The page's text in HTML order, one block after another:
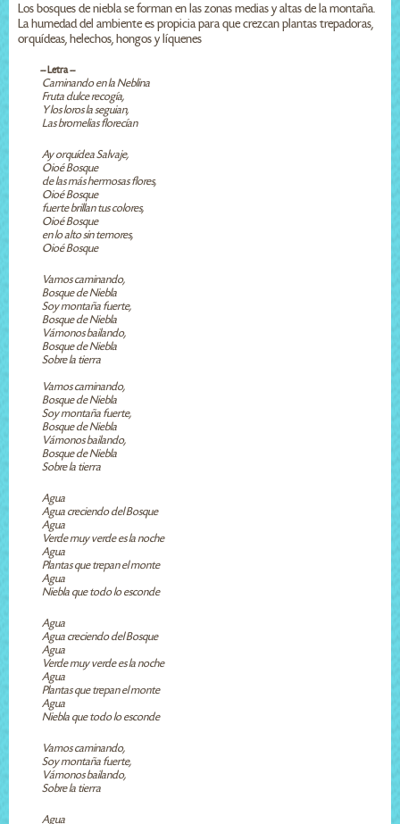
Los bosques de niebla se forman en las zonas medias y altas de la montaña.
La humedad del ambiente es propicia para que crezcan plantas trepadoras,
orquídeas, helechos, hongos y líquenes
-- Letra --
Caminando en la Neblina
Fruta dulce recogía,
Y los loros la seguian,
Las bromelias florecían
Ay orquídea Salvaje,
Oioé Bosque
de las más hermosas flores,
Oioé Bosque
fuerte brillan tus colores,
Oioé Bosque
en lo alto sin temores,
Oioé Bosque
Vamos caminando,
Bosque de Niebla
Soy montaña fuerte,
Bosque de Niebla
Vámonos bailando,
Bosque de Niebla
Sobre la tierra
Vamos caminando,
Bosque de Niebla
Soy montaña fuerte,
Bosque de Niebla
Vámonos bailando,
Bosque de Niebla
Sobre la tierra
Agua
Agua creciendo del Bosque
Agua
Verde muy verde es la noche
Agua
Plantas que trepan el monte
Agua
Niebla que todo lo esconde
Agua
Agua creciendo del Bosque
Agua
Verde muy verde es la noche
Agua
Plantas que trepan el monte
Agua
Niebla que todo lo esconde
Vamos caminando,
Soy montaña fuerte,
Vámonos bailando,
Sobre la tierra
Agua